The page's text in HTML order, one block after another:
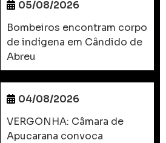
05/08/2026
Bombeiros encontram corpo
de indígena em Cândido de
Abreu
04/08/2026
VERGONHA: Câmara de
Apucarana convoca